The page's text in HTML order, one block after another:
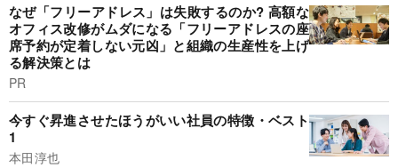
なぜ「フリーアドレス」は失敗するのか? 高額な
オフィス改修がムダになる「フリーアドレスの座
席予約が定着しない元凶」と組織の生産性を上げ
る解決策とは
PR
今すぐ昇進させたほうがいい社員の特徴・ベスト
1
本田淳也